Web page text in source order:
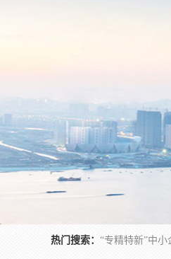
热门搜索：